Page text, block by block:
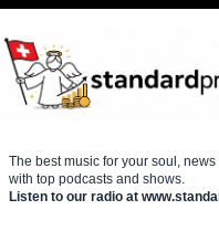
The best music for your soul,
with top podcasts and shows.
Listen to our radio at